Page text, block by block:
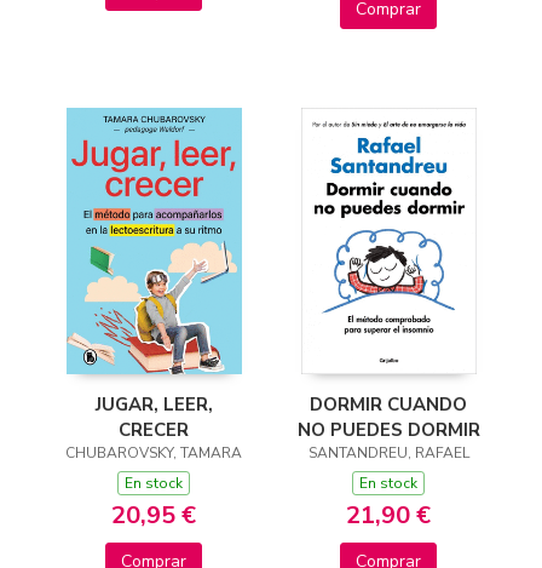
Comprar
JUGAR, LEER,
CRECER
CHUBAROVSKY, TAMARA
En stock
20,95 €
Comprar
DORMIR CUANDO
NO PUEDES DORMIR
SANTANDREU, RAFAEL
En stock
21,90 €
Comprar